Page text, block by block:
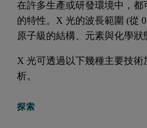
在許多生產或研發環境中，
的特性。X 光的波長範圍 (從
原子級的結構、元素與化學狀
X 光可透過以下幾種主要技
析。
探索